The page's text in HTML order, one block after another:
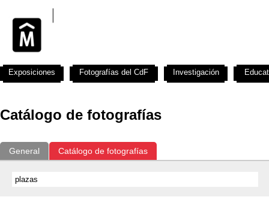
Catálogo de fotografías
General Catálogo de fotografías
Exposiciones Fotografías del CdF Investigación